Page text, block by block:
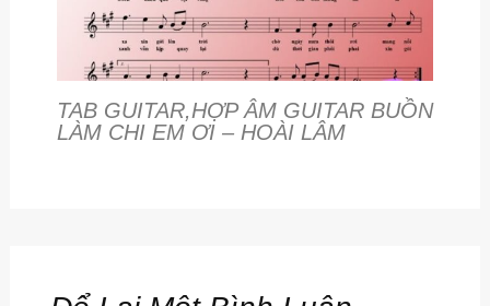
TAB GUITAR,HỢP ÂM GUITAR BUỒN
LÀM CHI EM ƠI – HOÀI LÂM